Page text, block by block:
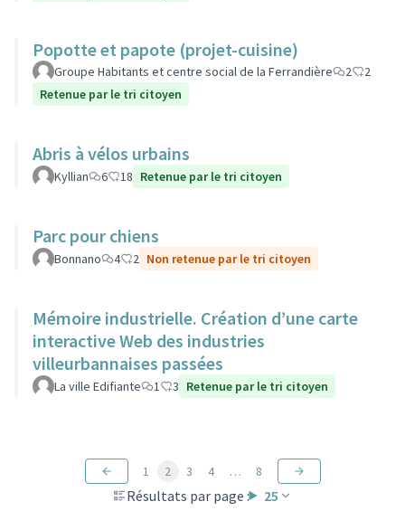
Popotte et papote (projet-cuisine)
Groupe Habitants et centre social de la Ferrandière 2
2
Retenue par le tri citoyen
Abris à vélos urbains
Kyllian 6 18 Retenue par le tri citoyen
Parc pour chiens
Bonnano 4 2 Non retenue par le tri citoyen
Mémoire industrielle. Création d’une carte
interactive Web des industries
villeurbannaises passées
La ville Edifiante 1 3 Retenue par le tri citoyen
Résultats par page : 25
1 2 3 4 … 8